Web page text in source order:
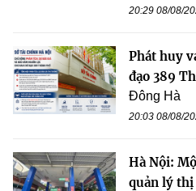
20:29 08/08/
Phát huy
đạo 389
Đông Hà
20:03 08/08/
Hà Nội:
quản lý